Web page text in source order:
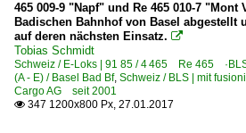
465 009-9 "Napf" und Re 465 010-7
Badischen Bahnhof von Basel abgestellt
auf deren nächsten Einsatz. 
Tobias Schmidt
Schweiz / E-Loks | 91 85 / 4 465 Re 465
(A - E) / Basel Bad Bf, Schweiz / BLS | mit
Cargo AG seit 2001
 347 1200x800 Px, 27.01.2017